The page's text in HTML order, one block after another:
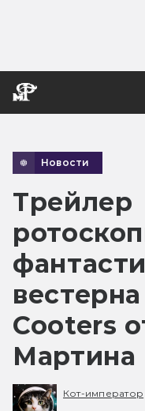
Новости
Трейлер
Cooters
Мартина
Кот-император